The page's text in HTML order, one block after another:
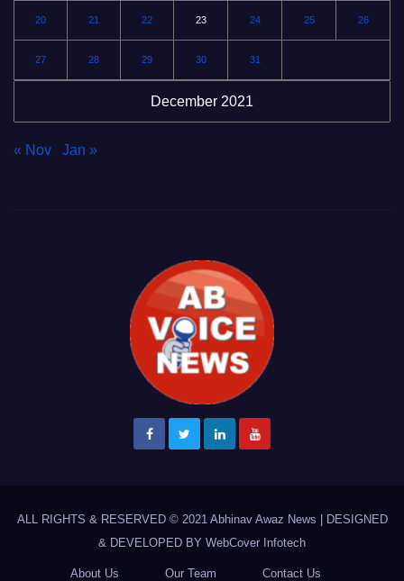
December 2021
20 21 22 23 24 25 26
27 28 29 30 31
« Nov Jan »
ALL RIGHTS & RESERVED © 2021 Abhinav Awaz News
DESIGNED
& DEVELOPED BY WebCover Infotech
About Us Our Team Contact Us